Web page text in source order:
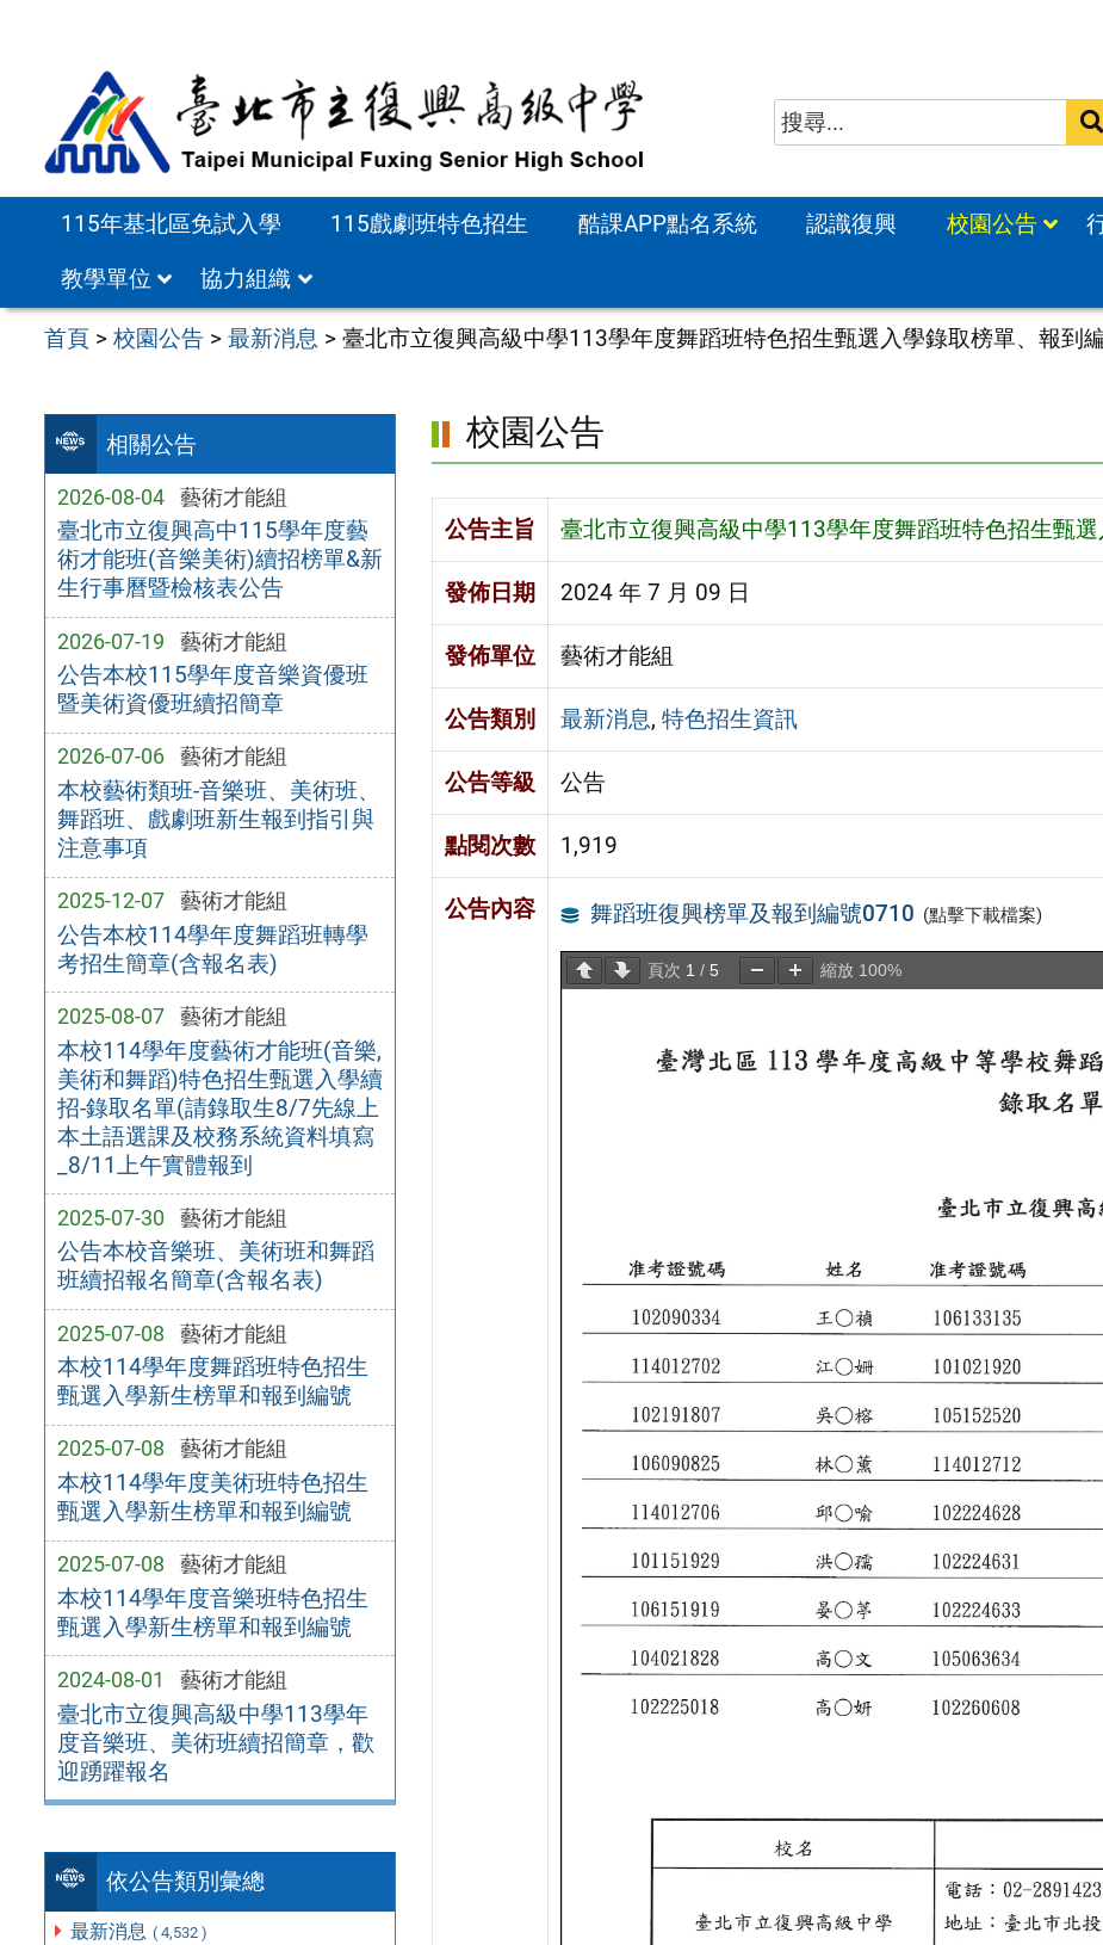
115年基北區免試入學 115戲劇班特色招生 酷課APP點名系統 認識復興 校園公告
教學單位
協力組織
首頁 >校園公告 >最新消息 >臺北市立復興高級中學113學年度舞蹈班特色招生甄選入學錄取榜單、報到
相關公告
2026-08-04 藝術才能組
臺北市立復興高中115學年度藝
術才能班(音樂美術)續招榜單&新
生行事曆暨檢核表公告
2026-07-19 藝術才能組
公告本校115學年度音樂資優班
暨美術資優班續招簡章
2026-07-06 藝術才能組
本校藝術類班-音樂班、美術班、
舞蹈班、戲劇班新生報到指引與
注意事項
2025-12-07 藝術才能組
公告本校114學年度舞蹈班轉學
考招生簡章(含報名表)
2025-08-07 藝術才能組
本校114學年度藝術才能班(音樂,
美術和舞蹈)特色招生甄選入學續
招-錄取名單(請錄取生8/7先線上
本土語選課及校務系統資料填寫
_8/11上午實體報到
2025-07-30 藝術才能組
公告本校音樂班、美術班和舞蹈
班續招報名簡章(含報名表)
2025-07-08 藝術才能組
本校114學年度舞蹈班特色招生
甄選入學新生榜單和報到編號
2025-07-08 藝術才能組
本校114學年度美術班特色招生
甄選入學新生榜單和報到編號
2025-07-08 藝術才能組
本校114學年度音樂班特色招生
甄選入學新生榜單和報到編號
2024-08-01 藝術才能組
臺北市立復興高級中學113學年
度音樂班、美術班續招簡章，歡
迎踴躍報名
依公告類別彙總
最新消息 ( 4,532 )
校園公告
公告主旨 臺北市立復興高級中學113學年度舞蹈班特色招生甄
發佈日期 2024 年 7 月 09 日
發佈單位 藝術才能組
公告類別 最新消息, 特色招生資訊
公告等級 公告
點閱次數 1,919
公告內容 舞蹈班復興榜單及報到編號0710 (點擊下載檔案)
頁次 1 / 5 縮放 100%